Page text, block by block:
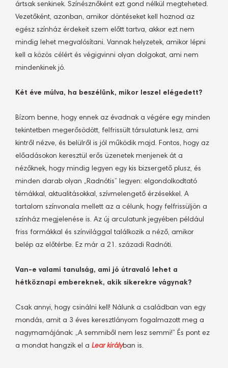
ártsak senkinek. Színésznőként ezt gond nélkül megteheted.
Vezetőként, azonban, amikor döntéseket kell hoznod az
egész színház érdekeit szem előtt tartva, akkor ezt nem
mindig lehet megvalósítani. Vannak helyzetek, amikor lépni
kell a közös célért és végigvinni olyan dolgokat, ami nem
mindenkinek jó.
Két éve múlva, ha beszélünk, mikor leszel elégedett?
Bízom benne, hogy ennek az évadnak a végére egy minden
tekintetben megerősödött, felfrissült társulatunk lesz, ami
kintről nézve, és belülről is jól működik majd. Fontos, hogy az
előadásokon keresztül erős üzenetek menjenek át a
nézőknek, hogy mindig legyen egy kis bizsergető plusz, és
minden darab olyan „Radnótis” legyen: elgondolkodtató
témákkal, aktualitásokkal, szívmelengető érzésekkel. A
tartalom színvonala mellett az a célunk, hogy felfrissüljön a
színház megjelenése is. Az új arculatunk jegyében például
friss formákkal és színvilággal találkozik a néző, amikor
belép az előtérbe. Ez már a 21. századi Radnóti.
Van-e valami tanulság, ami jó útravaló lehet a
hétköznapi embereknek, akik sikerekre vágynak?
Csak annyi, hogy csinálni kell! Nálunk a családban van egy
mondás, amit a 3 éves keresztlányom fogalmazott meg a
nagymamájának: „A semmiből nem lesz semmi!” És pont ez
a mondat hangzik el a Lear királyban is.